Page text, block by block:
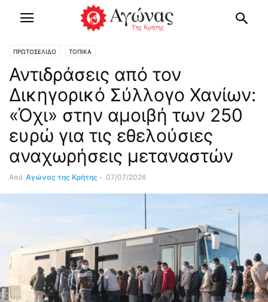
ΠΡΩΤΟΣΕΛΙΔΟ ΤΟΠΙΚΑ
Αντιδράσεις από τον
Δικηγορικό Σύλλογο Χανίων:
«Όχι» στην αμοιβή των 250
ευρώ για τις εθελούσιες
αναχωρήσεις μεταναστών
Από Αγώνας της Κρήτης - 07/07/2026